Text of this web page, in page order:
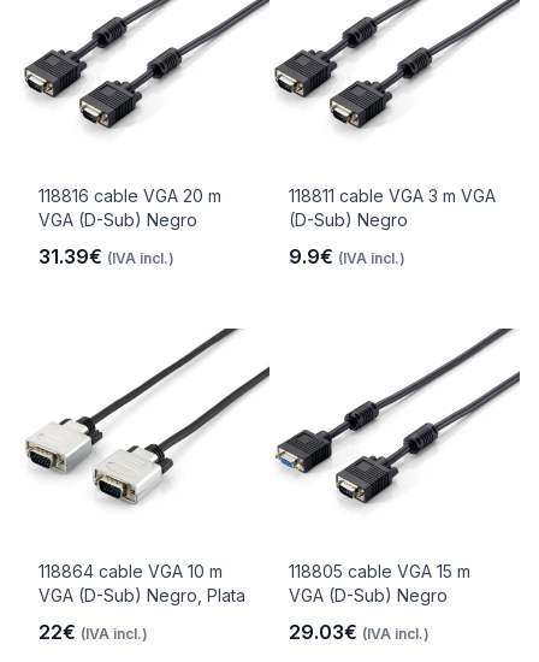
118816 cable VGA 20 m
VGA (D-Sub) Negro
31.39€ (IVA incl.)
118811 cable VGA 3 m VGA
(D-Sub) Negro
9.9€ (IVA incl.)
118864 cable VGA 10 m
VGA (D-Sub) Negro, Plata
22€ (IVA incl.)
118805 cable VGA 15 m
VGA (D-Sub) Negro
29.03€ (IVA incl.)